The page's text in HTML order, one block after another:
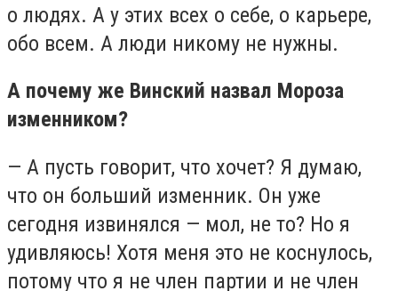
о людях. А у этих всех о себе, о карьере,
обо всем. А люди никому не нужны.
А почему же Винский назвал Мороза
изменником?
— А пусть говорит, что хочет? Я думаю,
что он больший изменник. Он уже
сегодня извинялся — мол, не то? Но я
удивляюсь! Хотя меня это не коснулось,
потому что я не член партии и не член